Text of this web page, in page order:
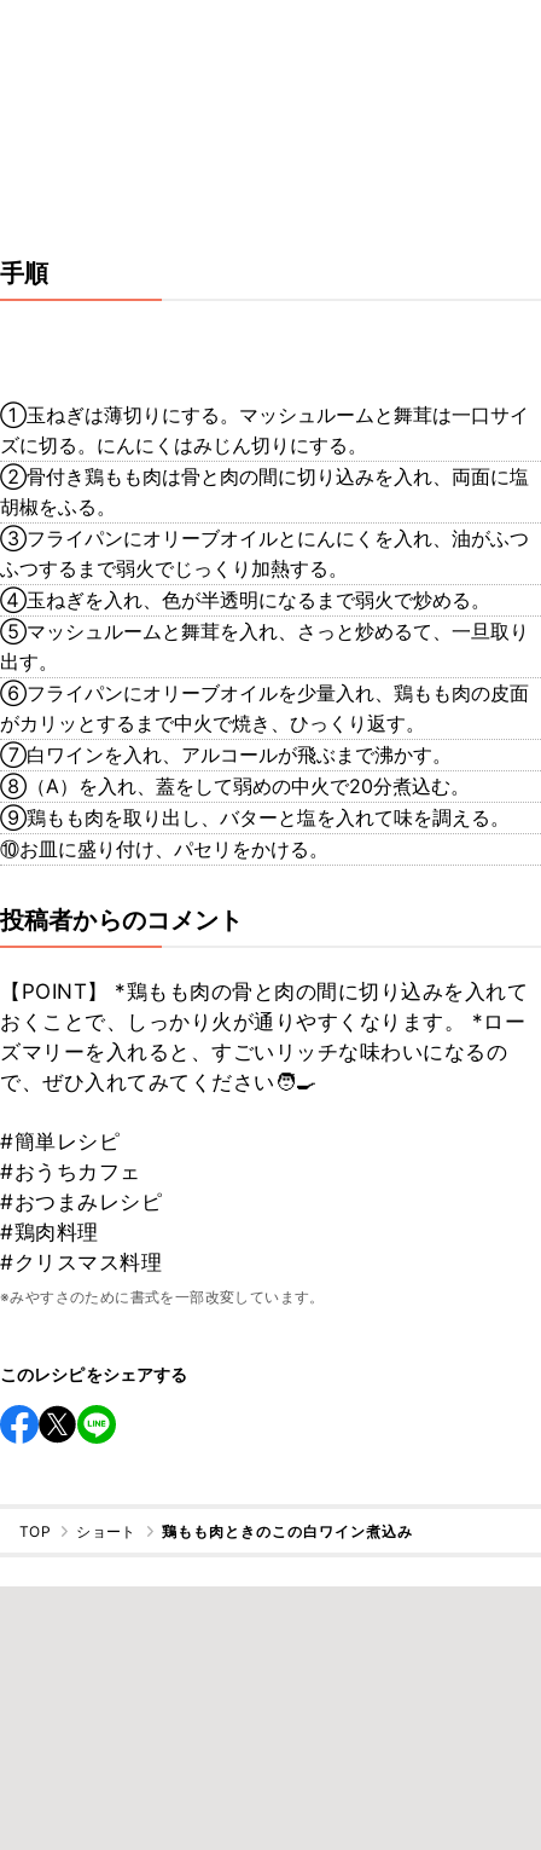
手順
①玉ねぎは薄切りにする。マッシュルームと舞茸は一口サイ
ズに切る。にんにくはみじん切りにする。
②骨付き鶏もも肉は骨と肉の間に切り込みを入れ、両面に塩
胡椒をふる。
③フライパンにオリーブオイルとにんにくを入れ、油がふつ
ふつするまで弱火でじっくり加熱する。
④玉ねぎを入れ、色が半透明になるまで弱火で炒める。
⑤マッシュルームと舞茸を入れ、さっと炒めるて、一旦取り
出す。
⑥フライパンにオリーブオイルを少量入れ、鶏もも肉の皮面
がカリッとするまで中火で焼き、ひっくり返す。
⑦白ワインを入れ、アルコールが飛ぶまで沸かす。
⑧（A）を入れ、蓋をして弱めの中火で20分煮込む。
⑨鶏もも肉を取り出し、バターと塩を入れて味を調える。
⑩お皿に盛り付け、パセリをかける。
投稿者からのコメント
【POINT】 *鶏もも肉の骨と肉の間に切り込みを入れて
おくことで、しっかり火が通りやすくなります。 *ロー
ズマリーを入れると、すごいリッチな味わいになるの
で、ぜひ入れてみてください🧑‍🍳
#簡単レシピ
#おうちカフェ
#おつまみレシピ
#鶏肉料理
#クリスマス料理
※みやすさのために書式を一部改変しています。
このレシピをシェアする
TOP ショート 鶏もも肉ときのこの白ワイン煮込み